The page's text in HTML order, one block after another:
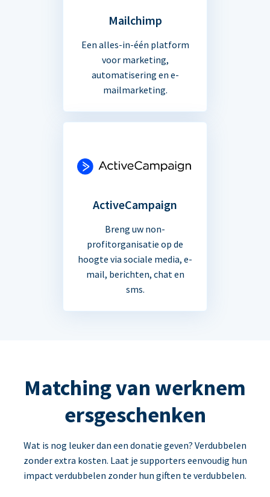
Mailchimp
Een alles-in-één platform
voor marketing,
automatisering en e-
mailmarketing.
ActiveCampaign
Breng uw non-
profitorganisatie op de
hoogte via sociale media, e-
mail, berichten, chat en
sms.
Matching van werknem
ersgeschenken
Wat is nog leuker dan een donatie geven? Verdubbelen
zonder extra kosten. Laat je supporters eenvoudig hun
impact verdubbelen zonder hun giften te verdubbelen.